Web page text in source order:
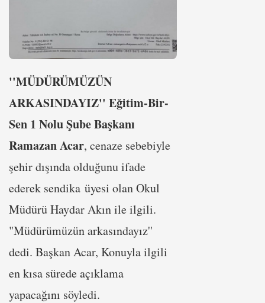
''MÜDÜRÜMÜZÜN
ARKASINDAYIZ'' Eğitim-Bir-
Sen 1 Nolu Şube Başkanı
Ramazan Acar, cenaze sebebiyle
şehir dışında olduğunu ifade
ederek sendika üyesi olan Okul
Müdürü Haydar Akın ile ilgili.
"Müdürümüzün arkasındayız''
dedi. Başkan Acar, Konuyla ilgili
en kısa sürede açıklama
yapacağını söyledi.